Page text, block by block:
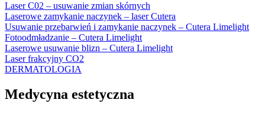
Laser C02 – usuwanie zmian skórnych
Laserowe zamykanie naczynek – laser Cutera
Usuwanie przebarwień i zamykanie naczynek – Cutera Limelight
Fotoodmładzanie – Cutera Limelight
Laserowe usuwanie blizn – Cutera Limelight
Laser frakcyjny CO2
DERMATOLOGIA
Medycyna estetyczna